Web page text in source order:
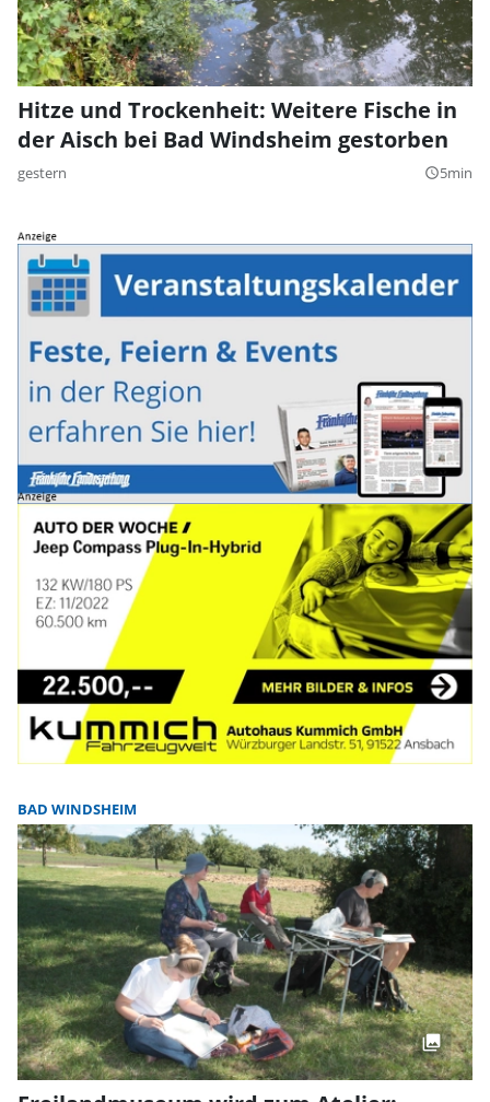
Hitze und Trockenheit: Weitere Fische in
der Aisch bei Bad Windsheim gestorben
gestern query_builder5min
BAD WINDSHEIM